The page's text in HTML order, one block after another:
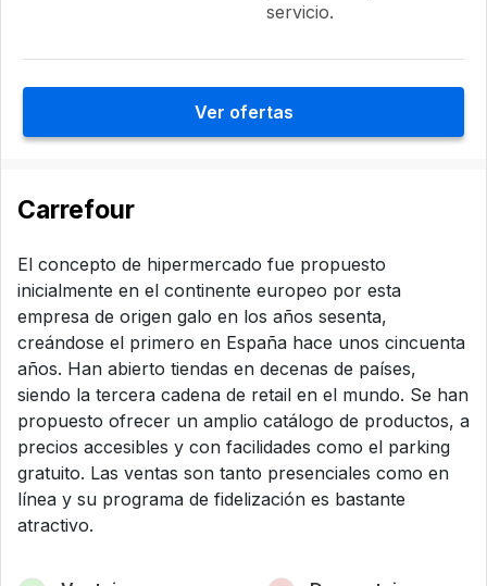
servicio.
Ver ofertas
Carrefour
El concepto de hipermercado fue propuesto
inicialmente en el continente europeo por esta
empresa de origen galo en los años sesenta,
creándose el primero en España hace unos cincuenta
años. Han abierto tiendas en decenas de países,
siendo la tercera cadena de retail en el mundo. Se han
propuesto ofrecer un amplio catálogo de productos, a
precios accesibles y con facilidades como el parking
gratuito. Las ventas son tanto presenciales como en
línea y su programa de fidelización es bastante
atractivo.